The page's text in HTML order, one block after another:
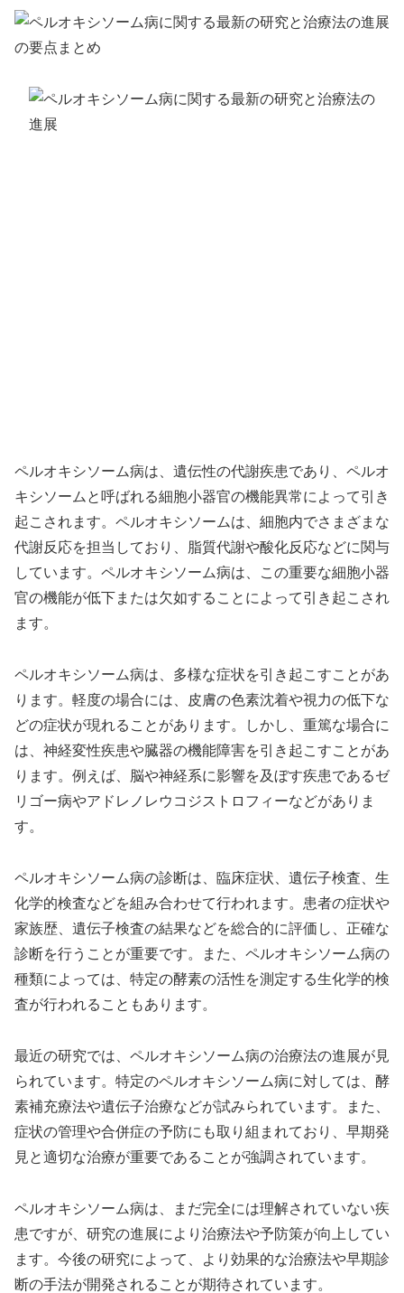
ペルオキシソーム病は、遺伝性の代謝疾患であり、ペルオ
キシソームと呼ばれる細胞小器官の機能異常によって引き
起こされます。ペルオキシソームは、細胞内でさまざまな
代謝反応を担当しており、脂質代謝や酸化反応などに関与
しています。ペルオキシソーム病は、この重要な細胞小器
官の機能が低下または欠如することによって引き起こされ
ます。
ペルオキシソーム病は、多様な症状を引き起こすことがあ
ります。軽度の場合には、皮膚の色素沈着や視力の低下な
どの症状が現れることがあります。しかし、重篤な場合に
は、神経変性疾患や臓器の機能障害を引き起こすことがあ
ります。例えば、脳や神経系に影響を及ぼす疾患であるゼ
リゴー病やアドレノレウコジストロフィーなどがありま
す。
ペルオキシソーム病の診断は、臨床症状、遺伝子検査、生
化学的検査などを組み合わせて行われます。患者の症状や
家族歴、遺伝子検査の結果などを総合的に評価し、正確な
診断を行うことが重要です。また、ペルオキシソーム病の
種類によっては、特定の酵素の活性を測定する生化学的検
査が行われることもあります。
最近の研究では、ペルオキシソーム病の治療法の進展が見
られています。特定のペルオキシソーム病に対しては、酵
素補充療法や遺伝子治療などが試みられています。また、
症状の管理や合併症の予防にも取り組まれており、早期発
見と適切な治療が重要であることが強調されています。
ペルオキシソーム病は、まだ完全には理解されていない疾
患ですが、研究の進展により治療法や予防策が向上してい
ます。今後の研究によって、より効果的な治療法や早期診
断の手法が開発されることが期待されています。